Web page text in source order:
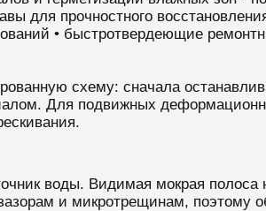
для прочностного
• быстротвердеющие
схему: сначала
Для подвижных
воды. Видимая мокрая полоса
и микротрещинам, поэтому